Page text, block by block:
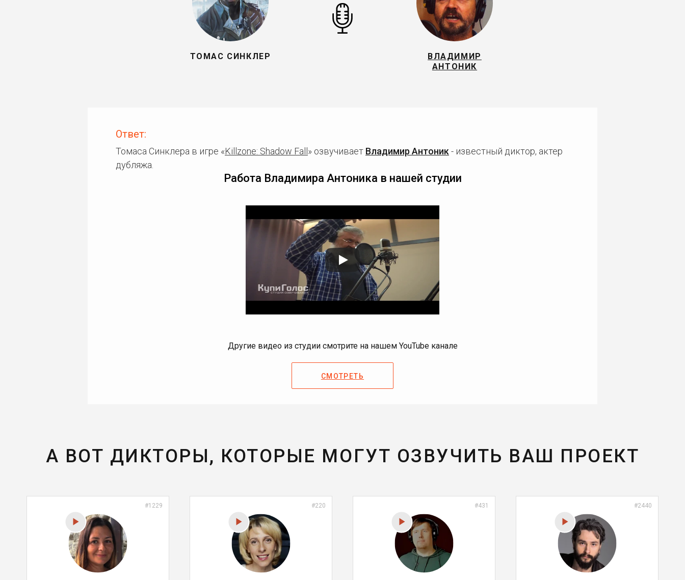
ТОМАС СИНКЛЕР
ВЛАДИМИР
АНТОНИК
Ответ:
Томаса Синклера в игре «Killzone: Shadow Fall » озвучивает Владимир Антоник - известный диктор, актер
дубляжа.
Работа Владимира Антоника в нашей студии
Другие видео из студии смотрите на нашем YouTube канале
СМОТРЕТЬ
А ВОТ ДИКТОРЫ, КОТОРЫЕ МОГУТ ОЗВУЧИТЬ ВАШ ПРОЕКТ
#1229 #220 #431 #2440